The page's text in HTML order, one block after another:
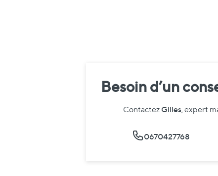
Besoin d’un
Contactez Gilles, expert
0670427768